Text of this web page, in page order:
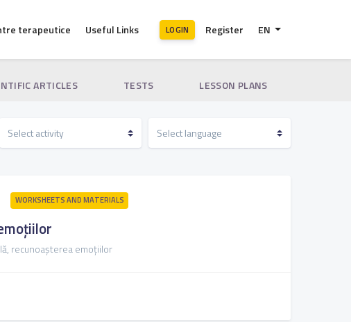
terapeutice Useful Links LOGIN Register EN
ARTICLES TESTS LESSON PLANS
WORKSHEETS AND MATERIALS
recunoașterea emoțiilor